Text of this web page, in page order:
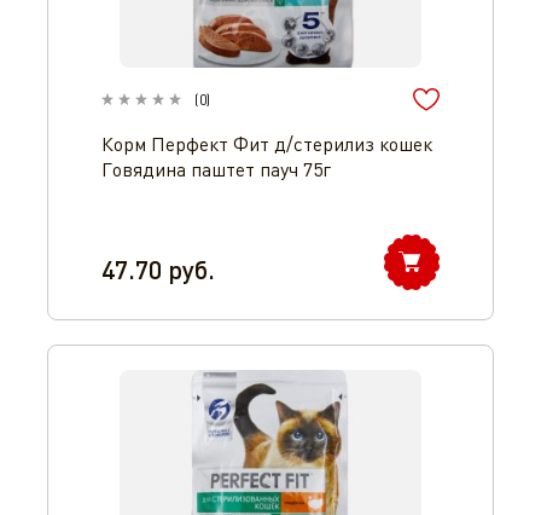
(0)
Корм Перфект Фит д/стерилиз кошек
Говядина паштет пауч 75г
47.70 руб.